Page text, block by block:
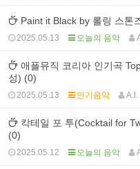
Paint it Black by 롤링 스톤
2025.05.13 오늘의 음악
애플뮤직 코리아 인기곡
성) (0)
2025.05.13 인기음악 A.I.
칵테일 포 투(Cocktail for
(0)
2025.05.12 오늘의 음악